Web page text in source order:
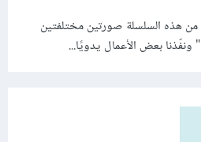
هذه السلسلة صورتين مختلفتين